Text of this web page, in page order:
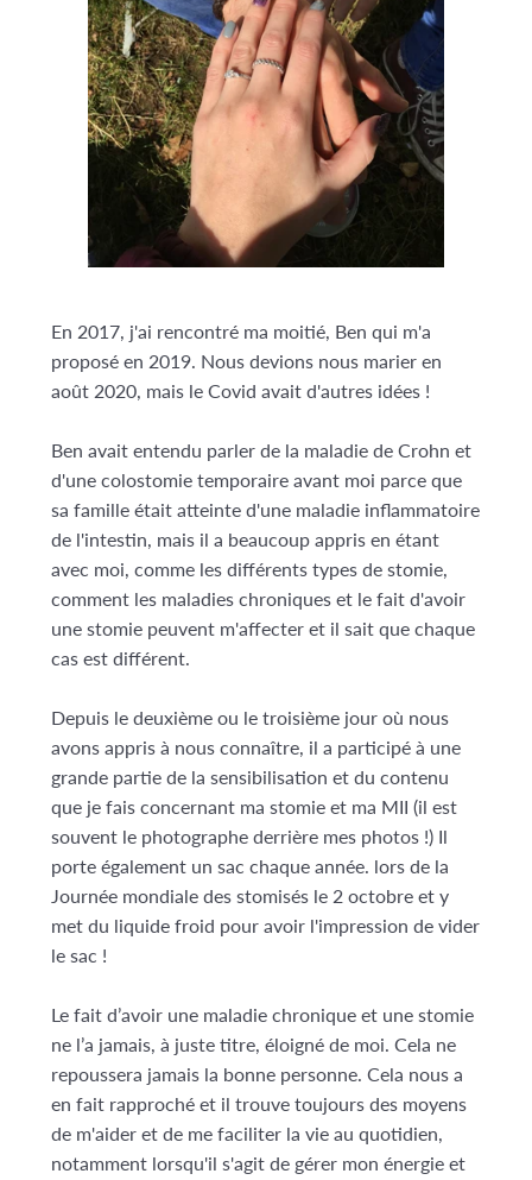
En 2017, j'ai rencontré ma moitié, Ben qui m'a
proposé en 2019. Nous devions nous marier en
août 2020, mais le Covid avait d'autres idées !
Ben avait entendu parler de la maladie de Crohn et
d'une colostomie temporaire avant moi parce que
sa famille était atteinte d'une maladie inflammatoire
de l'intestin, mais il a beaucoup appris en étant
avec moi, comme les différents types de stomie,
comment les maladies chroniques et le fait d'avoir
une stomie peuvent m'affecter et il sait que chaque
cas est différent.
Depuis le deuxième ou le troisième jour où nous
avons appris à nous connaître, il a participé à une
grande partie de la sensibilisation et du contenu
que je fais concernant ma stomie et ma MII (il est
souvent le photographe derrière mes photos !) Il
porte également un sac chaque année. lors de la
Journée mondiale des stomisés le 2 octobre et y
met du liquide froid pour avoir l'impression de vider
le sac !
Le fait d’avoir une maladie chronique et une stomie
ne l’a jamais, à juste titre, éloigné de moi. Cela ne
repoussera jamais la bonne personne. Cela nous a
en fait rapproché et il trouve toujours des moyens
de m'aider et de me faciliter la vie au quotidien,
notamment lorsqu'il s'agit de gérer mon énergie et